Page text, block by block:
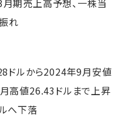
期売上高予想、一株当
れ
ドルから2024年9月安値
高値26.43ドルまで上昇
へ下落